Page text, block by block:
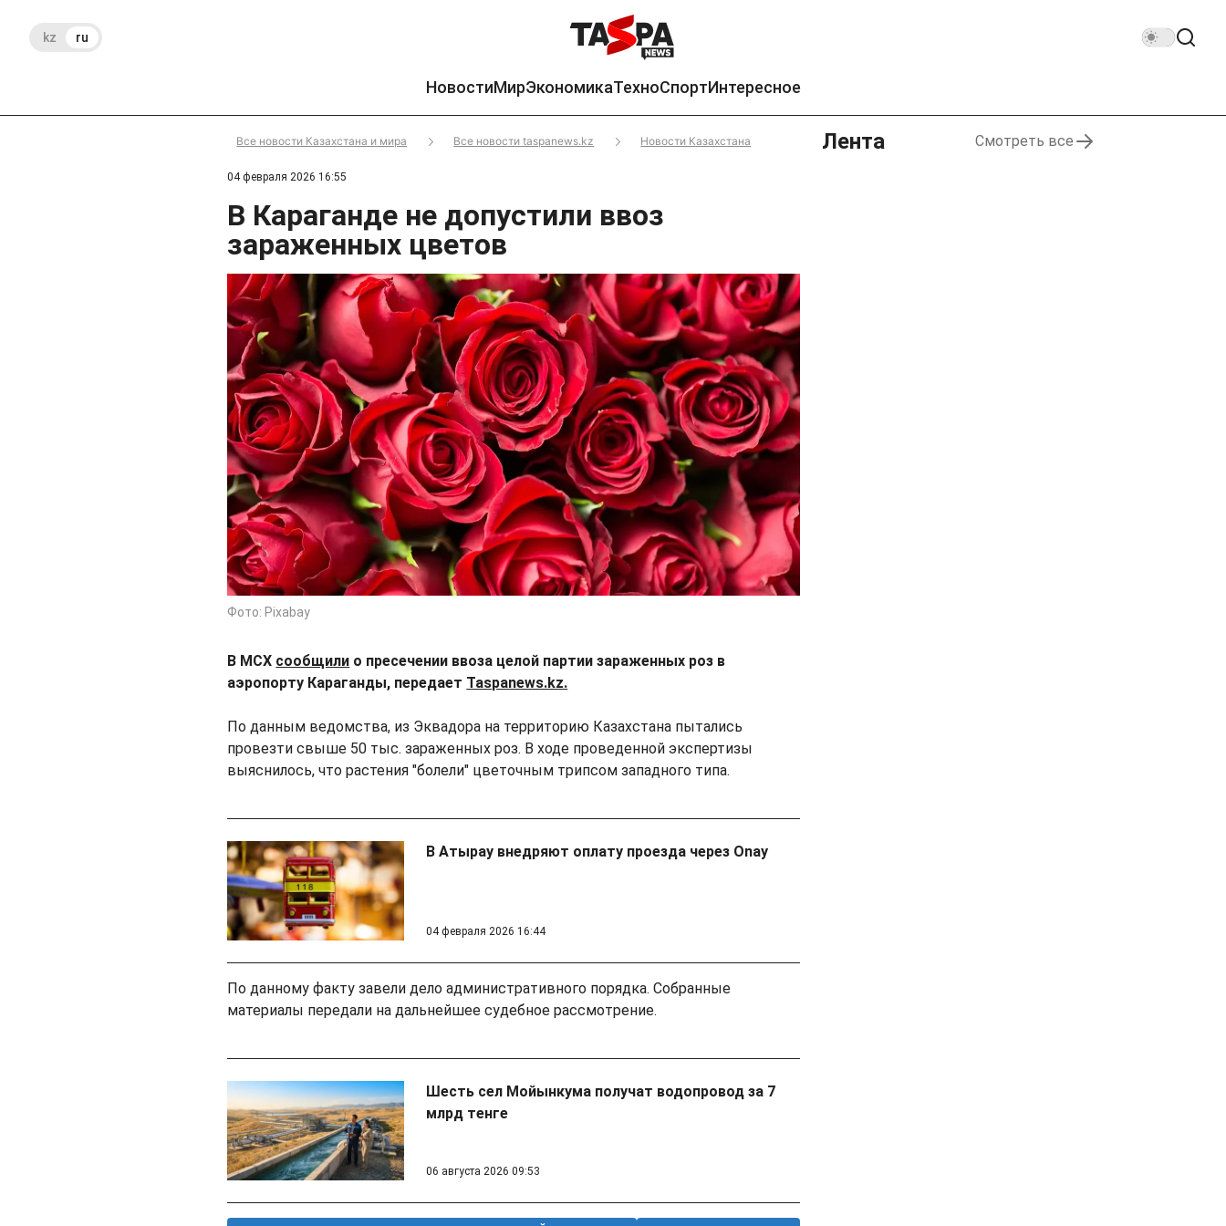
kz ru
НовостиМирЭкономикаТехноСпортИнтересное
Все новости Казахстана и мира Все новости taspanews.kz Новости Казахстана
04 февраля 2026 16:55
В Караганде не допустили ввоз
зараженных цветов
Фото: Pixabay
В МСХ сообщили о пресечении ввоза целой партии зараженных роз в
аэропорту Караганды, передает Taspanews.kz.
По данным ведомства, из Эквадора на территорию Казахстана пытались
провезти свыше 50 тыс. зараженных роз. В ходе проведенной экспертизы
выяснилось, что растения "болели" цветочным трипсом западного типа.
В Атырау внедряют оплату проезда через Onay
04 февраля 2026 16:44
По данному факту завели дело административного порядка. Собранные
материалы передали на дальнейшее судебное рассмотрение.
Шесть сел Мойынкума получат водопровод за 7
млрд тенге
06 августа 2026 09:53
Лента Смотреть все